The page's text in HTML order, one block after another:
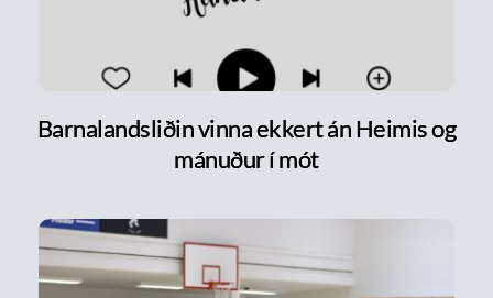
Barnalandsliðin vinna ekkert án Heimis og
mánuður í mót